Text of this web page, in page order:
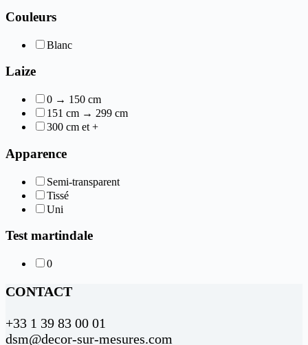
Couleurs
Blanc
Laize
0 → 150 cm
151 cm → 299 cm
300 cm et +
Apparence
Semi-transparent
Tissé
Uni
Test martindale
0
CONTACT
+33 1 39 83 00 01
dsm@decor-sur-mesures.com